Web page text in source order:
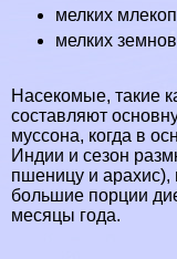
мелких
мелких
Насекомые, такие
составляют
муссона, когда в
Индии и сезон
пшеницу и арахис),
большие порции
месяцы года.